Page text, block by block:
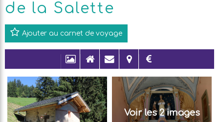
de la Salette
Ajouter au carnet de voyage
Voir les 2 images